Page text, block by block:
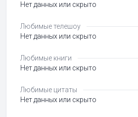
Нет данных или скрыто
Любимые телешоу
Нет данных или скрыто
Любимые книги
Нет данных или скрыто
Любимые цитаты
Нет данных или скрыто